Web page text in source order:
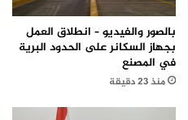
بالصور والفيديو – انطلاق العمل
بجهاز السكانر على الحدود البرية
في المصنع
منذ 23 دقيقة